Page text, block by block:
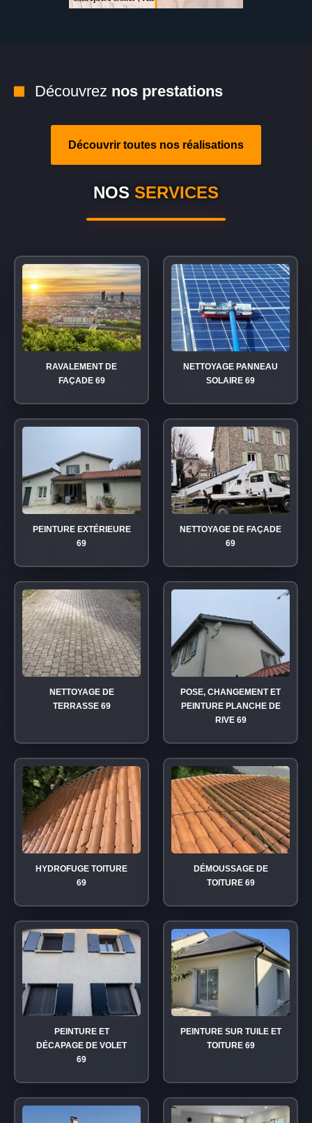
Découvrez nos prestations
Découvrir toutes nos réalisations
NOS SERVICES
RAVALEMENT DE
FAÇADE 69
NETTOYAGE PANNEAU
SOLAIRE 69
PEINTURE EXTÉRIEURE
69
NETTOYAGE DE FAÇADE
69
NETTOYAGE DE
TERRASSE 69
POSE, CHANGEMENT ET
PEINTURE PLANCHE DE
RIVE 69
HYDROFUGE TOITURE
69
DÉMOUSSAGE DE
TOITURE 69
PEINTURE ET
DÉCAPAGE DE VOLET
69
PEINTURE SUR TUILE ET
TOITURE 69